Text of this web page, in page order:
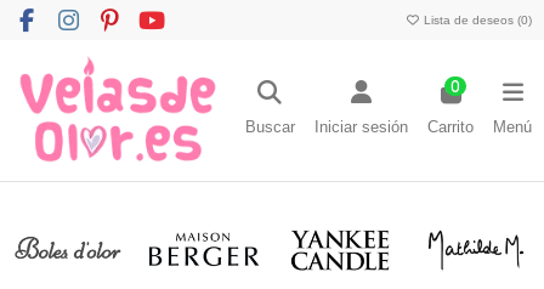
Lista de deseos (0)
Buscar Iniciar sesión
0
Carrito Menú